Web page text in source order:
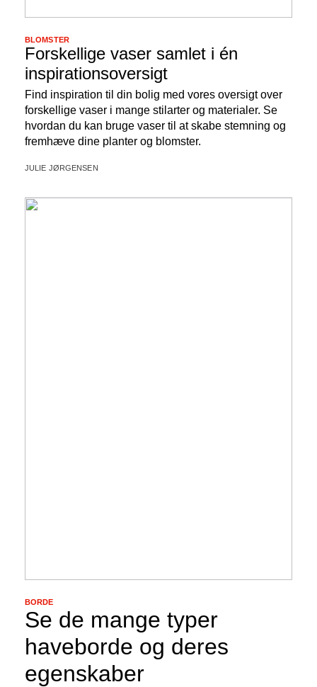
Forskellige vaser samlet i én
inspirationsoversigt
BLOMSTER
Find inspiration til din bolig med vores oversigt over
forskellige vaser i mange stilarter og materialer. Se
hvordan du kan bruge vaser til at skabe stemning og
fremhæve dine planter og blomster.
JULIE JØRGENSEN
Se de mange typer
haveborde og deres
egenskaber
BORDE